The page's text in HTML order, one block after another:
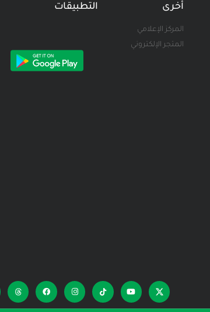
أخرى
المركز الإعلامي
المتجر الإلكتروني
التطبيقات